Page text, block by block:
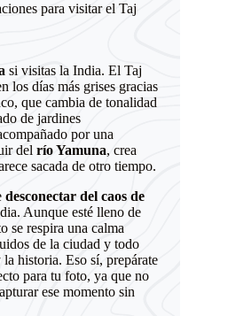
para visitar el Taj
si visitas la India. El Taj
los días más grises gracias
que cambia de tonalidad
de jardines
por una
del río Yamuna, crea
sacada de otro tiempo.
desconectar del caos de
Aunque esté lleno de
se respira una calma
de la ciudad y todo
la historia. Eso sí, prepárate
para tu foto, ya que no
ese momento sin